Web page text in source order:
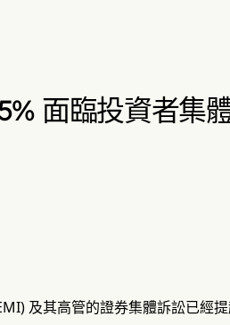
面臨投資者集
及其高管的證券集體訴訟已經提